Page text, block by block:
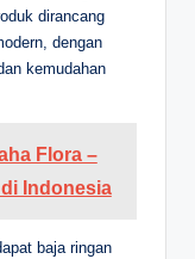
dirancang
dengan
kemudahan
Flora –
Indonesia
baja ringan